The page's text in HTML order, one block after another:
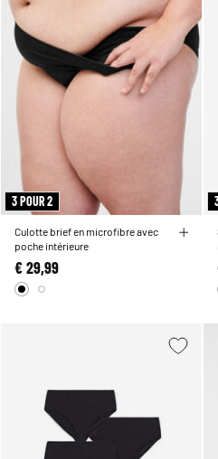
3 POUR 2
Culotte brief en microfibre avec
poche intérieure
€ 29,99